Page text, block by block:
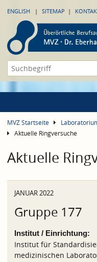
ENGLISH SITEMAP
MVZ Startseite
Aktuelle Ringversuche
Aktuelle
JANUAR 2022
Gruppe 177
Institut / Einrichtung:
Institut für
medizinischen